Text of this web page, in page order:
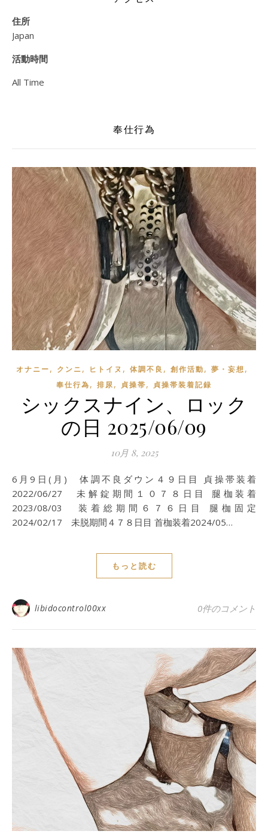
住所
Japan
活動時間
All Time
奉仕行為
オナニー, クンニ, ヒトイヌ , 体調不良 , 創作活動, 夢・妄想,
奉仕行為, 排尿, 貞操帯, 貞操帯装着記録
シックスナイン、ロック
の日 2025/06/09
10月 8, 2025
6月9日(月) 体調不良ダウン４９日目 貞操帯装着
2022/06/27 未解錠期間１０７８日目 腿枷装着
2023/08/03 装着総期間６７６日目 腿枷固定
2024/02/17 未脱期間４７８日目 首枷装着2024/05…
もっと読む
libidocontrol00xx 0件のコメント